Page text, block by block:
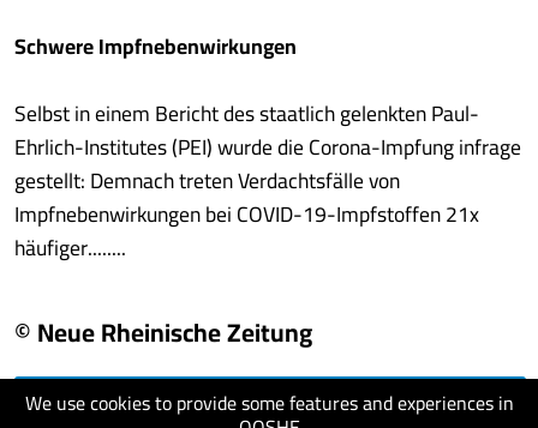
We use cookies to provide some features and experiences in
Schwere Impfnebenwirkungen
Selbst in einem Bericht des staatlich gelenkten Paul-
Ehrlich-Institutes (PEI) wurde die Corona-Impfung infrage
gestellt: Demnach treten Verdachtsfälle von
Impfnebenwirkungen bei COVID-19-Impfstoffen 21x
häufiger........
© Neue Rheinische Zeitung